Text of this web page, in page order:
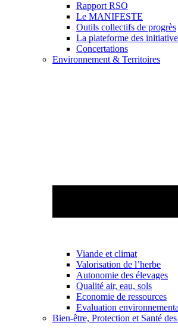
Rapport RSO
Le MANIFESTE
Outils collectifs de progrès
La plateforme des
Concertations
Environnement & Territoires
Viande et climat
Valorisation de l’herbe
Autonomie des élevages
Qualité air, eau, sols
Economie de ressources
Evaluation
Bien-être, Protection et Santé